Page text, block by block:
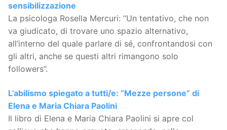
sensibilizzazione
La psicologa Rosella Mercuri: “Un tentativo, che non
va giudicato, di trovare uno spazio alternativo,
all’interno del quale parlare di sé, confrontandosi con
gli altri, anche se questi altri rimangono solo
followers”.
L’abilismo spiegato a tutti/e: “Mezze persone” di
Elena e Maria Chiara Paolini
Il libro di Elena e Maria Chiara Paolini si apre col